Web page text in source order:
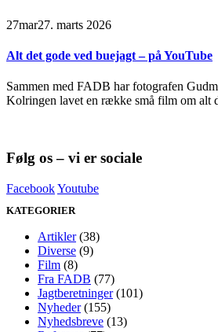
27mar27. marts 2026
Alt det gode ved buejagt – på YouTube
Sammen med FADB har fotografen
Kolringen lavet en række små film om alt
Følg os – vi er sociale
FacebookYoutube
KATEGORIER
Artikler(38)
Diverse (9)
Film (8)
Fra FADB (77)
Jagtberetninger(101)
Nyheder(155)
Nyhedsbreve (13)